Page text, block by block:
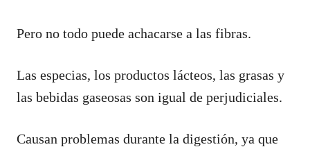
Pero no todo puede achacarse a las fibras.
Las especias, los productos lácteos, las grasas y
las bebidas gaseosas son igual de perjudiciales.
Causan problemas durante la digestión, ya que